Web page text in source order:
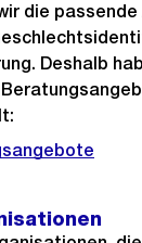
die
Deshalb